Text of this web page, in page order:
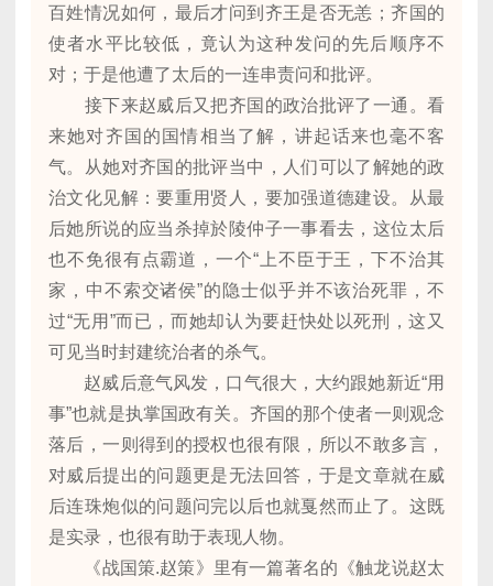
百姓情况如何，最后才问到齐王是否无恙；齐国的
使者水平比较低，竟认为这种发问的先后顺序不
对；于是他遭了太后的一连串责问和批评。
接下来赵威后又把齐国的政治批评了一通。看
来她对齐国的国情相当了解，讲起话来也毫不客
气。从她对齐国的批评当中，人们可以了解她的政
治文化见解：要重用贤人，要加强道德建设。从最
后她所说的应当杀掉於陵仲子一事看去，这位太后
也不免很有点霸道，一个“上不臣于王，下不治其
家，中不索交诸侯”的隐士似乎并不该治死罪，不
过“无用”而已，而她却认为要赶快处以死刑，这又
可见当时封建统治者的杀气。
赵威后意气风发，口气很大，大约跟她新近“用
事”也就是执掌国政有关。齐国的那个使者一则观念
落后，一则得到的授权也很有限，所以不敢多言，
对威后提出的问题更是无法回答，于是文章就在威
后连珠炮似的问题问完以后也就戛然而止了。这既
是实录，也很有助于表现人物。
《战国策.赵策》里有一篇著名的《触龙说赵太